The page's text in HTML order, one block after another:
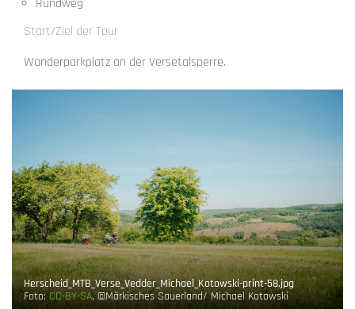
Rundweg
Start/Ziel der Tour
Wanderparkplatz an der Versetalsperre.
Herscheid_MTB_Verse_Vedder_Michael_Kotowski-print-58.jpg
Foto:CC-BY-SA, ©Märkisches Sauerland/ Michael Kotowski